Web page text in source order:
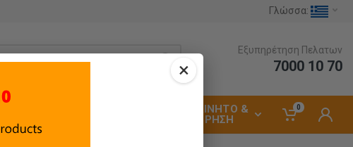
Γλώσσα:
Εξυπηρέτηση Πελατων
7000 10 70
ΑΥΤΟΚΙΝΗΤΟ &
ΣΥΝΤΗΡΗΣΗ
0
×